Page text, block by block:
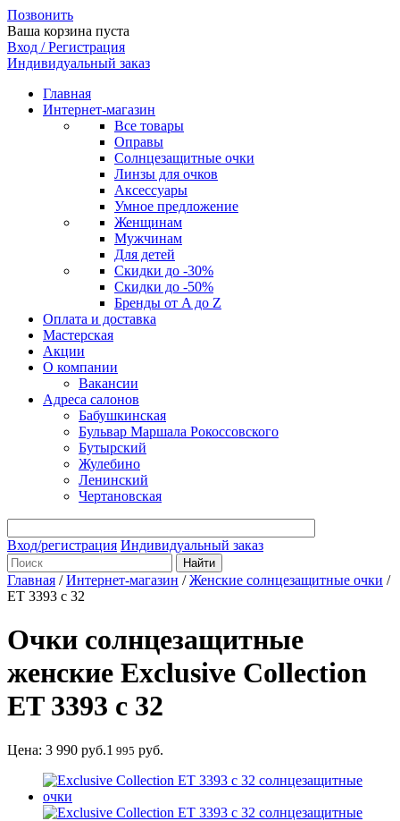
Позвонить
Ваша корзина пуста
Вход / Регистрация
Индивидуальный заказ
Главная
Интернет-магазин
Все товары
Оправы
Солнцезащитные очки
Линзы для очков
Аксессуары
Умное предложение
Женщинам
Мужчинам
Для детей
Скидки до -30%
Скидки до -50%
Бренды от A до Z
Оплата и доставка
Мастерская
Акции
О компании
Вакансии
Адреса салонов
Бабушкинская
Бульвар Маршала Рокоссовского
Бутырский
Жулебино
Ленинский
Чертановская
Вход/регистрация Индивидуальный заказ
Главная /Интернет-магазин /Женские солнцезащитные очки /
ET 3393 c 32
Очки солнцезащитные
женские Exclusive Collection
ET 3393 c 32
Цена: 3 990 руб.1 995 руб.